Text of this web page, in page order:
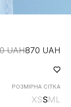
UAH870 UAH
РОЗМІРНА СІТКА
XSSM L